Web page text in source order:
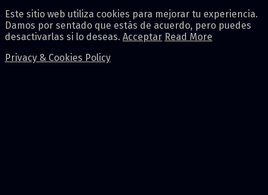
Este sitio web utiliza cookies para mejorar tu experiencia.
Damos por sentado que estás de acuerdo, pero puedes
desactivarlas si lo deseas. Acceptar Read More
Privacy & Cookies Policy